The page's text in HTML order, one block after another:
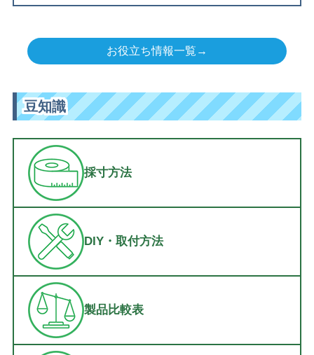
お役立ち情報一覧→
豆知識
採寸方法
DIY・取付方法
製品比較表